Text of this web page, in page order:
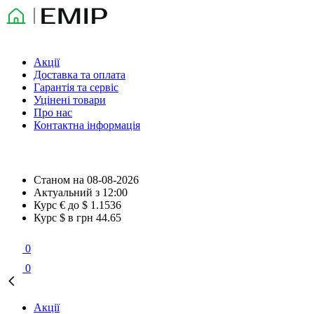
Акції
Доставка та оплата
Гарантія та сервіс
Уцінені товари
Про нас
Контактна інформація
Станом на 08-08-2026
Актуальний з 12:00
Курс € до $ 1.1536
Курс $ в грн 44.65
0
0
Акції